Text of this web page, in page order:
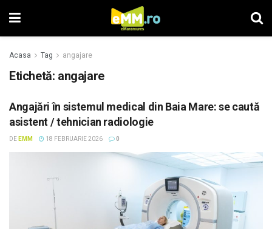
Acasa Tag angajare
Etichetă: angajare
Angajări în sistemul medical din Baia Mare: se caută
asistent / tehnician radiologie
DE EMM 18 FEBRUARIE 2026 0